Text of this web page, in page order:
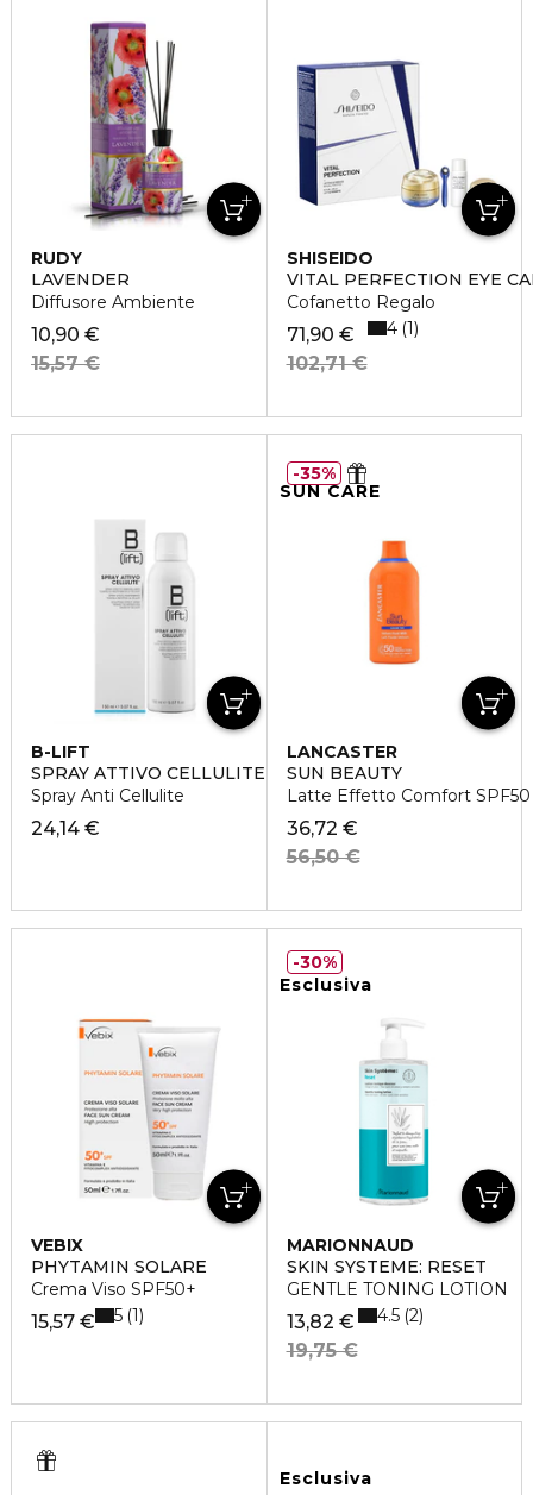
RUDY
LAVENDER
Diffusore Ambiente
10,90 €
15,57 €
SHISEIDO
VITAL PERFECTION EYE
Cofanetto Regalo
71,90 €
102,71 €
4 1
B-LIFT
SPRAY ATTIVO CELLULITE
Spray Anti Cellulite
24,14 €
SUN CARE
LANCASTER
SUN BEAUTY
Latte Effetto Comfort SPF50
36,72 €
56,50 €
35%
VEBIX
PHYTAMIN SOLARE
Crema Viso SPF50+
15,57 € 5 1
Esclusiva
MARIONNAUD
SKIN SYSTEME: RESET
GENTLE TONING LOTION
13,82 €
19,75 €
4.5 2
30%
Esclusiva